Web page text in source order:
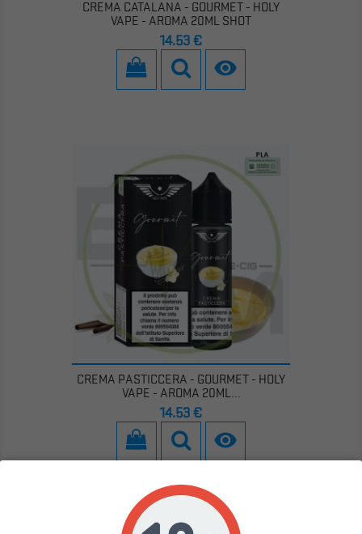
CREMA CATALANA - GOURMET - HOLY
VAPE - AROMA 20ML SHOT
Prezzo
14,53 €

CREMA PASTICCERA - GOURMET - HOLY
VAPE - AROMA 20ML...
Prezzo
14,53 €
